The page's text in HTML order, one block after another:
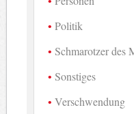
Politik
Schmarotzer des
Sonstiges
Verschwendung